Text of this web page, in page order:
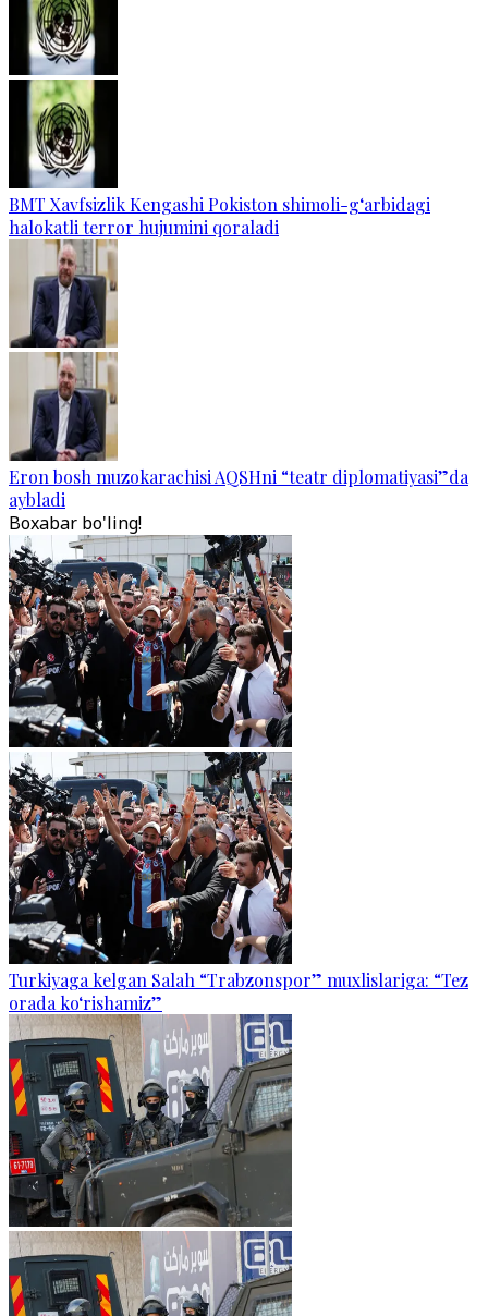
BMT Xavfsizlik Kengashi Pokiston shimoli-g‘arbidagi
halokatli terror hujumini qoraladi
Eron bosh muzokarachisi AQSHni “teatr diplomatiyasi”da
aybladi
Boxabar bo'ling!
Turkiyaga kelgan Salah “Trabzonspor” muxlislariga: “Tez
orada ko‘rishamiz”